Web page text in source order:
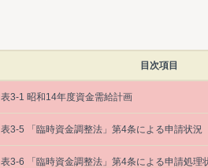
目次項目
表3-1 昭和14年度資金需給計画
表3-5 「臨時資金調整法」第4条による申請状況
表3-6 「臨時資金調整法」第4条による申請処理